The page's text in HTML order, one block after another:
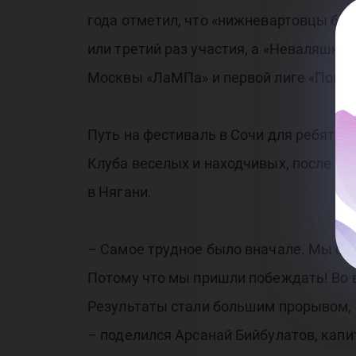
года отметил, что «нижневартовцы
или третий раз участия, а
Москвы «ЛаМПа» и первой лиге
Путь на фестиваль в Сочи для ребят
Клуба веселых и находчивых, после
в Нягани.
– Самое трудное было вначале. Мы
Потому что мы пришли побеждать! Во
Результаты стали большим прорывом,
– поделился Арсанай Бийбулатов,